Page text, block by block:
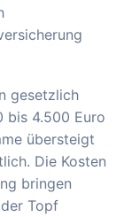
gesetzlich
bis 4.500 Euro
übersteigt
Die Kosten
bringen
Topf